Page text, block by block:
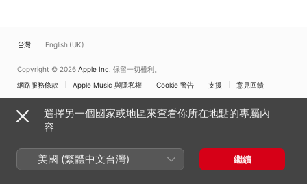
台灣 English (UK)
Copyright © 2026 Apple Inc. 保留一切權利。
網路服務條款
Apple Music 與隱私權 Cookie 警告 支援 意見回饋
選擇另一個國家或地區來查看你所在地點的專屬內
容
美國 (繁體中文台灣) 繼續